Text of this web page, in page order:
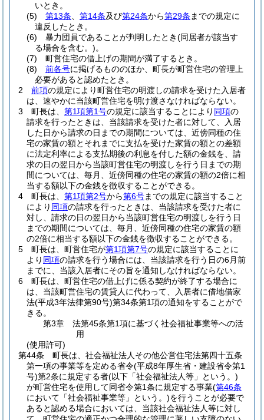
いとき。
(5)
第13条 第14条及び第24条から第29条 までの規定に
違反したとき。
(6)
暴力団員であることが判明したとき(同居者が該当す
る場合を含む。)。
(7)
町営住宅の借上げの期間が満了するとき。
(8)
前各号に掲げるもののほか、町長が町営住宅の管理上
必要があると認めたとき。
2
前項の規定により町営住宅の明渡しの請求を受けた入居者
は、速やかに当該町営住宅を明け渡さなければならない。
3
町長は、 第1項第1号の規定に該当することにより 同項の
請求を行ったときは、当該請求を受けた者に対して、入居
した日から請求の日までの期間については、近傍同種の住
宅の家賃の額とそれまでに支払を受けた家賃の額との差額
に法定利率による支払期後の利息を付した額の金銭を、請
求の日の翌日から当該町営住宅の明渡しを行う日までの期
間については、毎月、近傍同種の住宅の家賃の額の2倍に相
当する額以下の金銭を徴収することができる。
4
町長は、 第1項第2号から第6号までの規定に該当すること
により 同項の請求を行ったときは、当該請求を受けた者に
対し、請求の日の翌日から当該町営住宅の明渡しを行う日
までの期間については、毎月、近傍同種の住宅の家賃の額
の2倍に相当する額以下の金銭を徴収することができる。
5
町長は、町営住宅が第1項第7号の規定に該当することに
より 同項の請求を行う場合には、当該請求を行う日の6月前
までに、当該入居者にその旨を通知しなければならない。
6
町長は、町営住宅の借上げに係る契約が終了する場合に
は、当該町営住宅の賃貸人に代わって、入居者に借地借家
法(平成3年法律第90号)第34条第1項の通知をすることがで
きる。
第3章
法第45条第1項に基づく社会福祉事業等への活
用
(使用許可)
第44条
町長は、社会福祉法人その他公営住宅法第四十五条
第一項の事業等を定める省令(平成8年厚生省・建設省令第1
号)第2条に規定する者(以下「社会福祉法人等」という。)
が町営住宅を使用して同省令第1条に規定する事業(第46条
において「社会福祉事業等」という。)を行うことが必要で
あると認める場合においては、当該社会福祉法人等に対し